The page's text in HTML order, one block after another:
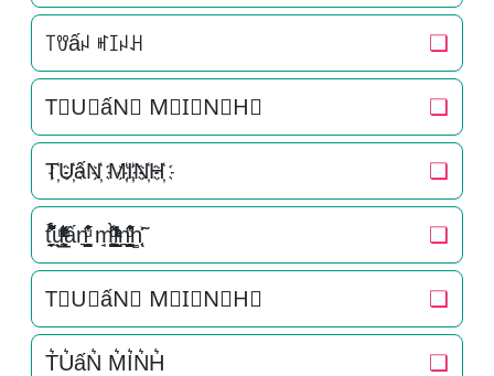
꓄ꀎấꈤ ꎭꀤꈤꃅ ❏
T⃟U⃟ấN⃟ M⃟I⃟N⃟H⃟ ❏
T҉U҉ấN҉ M҉I҉N҉H҉ ❏
t̘̟̼̉̈́͐͋͌̊u̟͎̲͕̼̳͉̲ͮͫͭ̋ͭ͛ͣ̈ấn͉̠̙͉̗̺̋̋̔ͧ̊ m̘͈̺̪͓ͩ͂̾ͪ̀̋i̞̟̫̺ͭ̒ͭͣn͉̠̙͉̗̺̋̋̔ͧ̊h͚̖̜̍̃͐ ❏
T⃗U⃗ấN⃗ M⃗I⃗N⃗H⃗ ❏
T͛U͛ấN͛ M͛I͛N͛H͛ ❏